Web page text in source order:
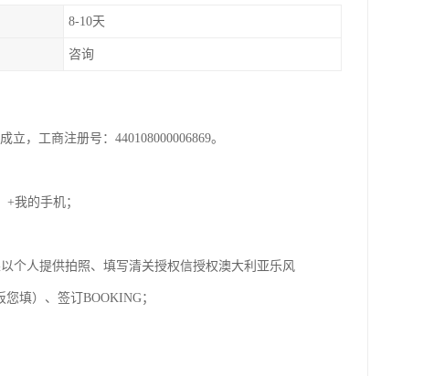
8-10天
咨询
，工商注册号：440108000006869。
我的手机；
个人提供拍照、填写清关授权信授权澳大利亚乐风
填）、签订BOOKING；